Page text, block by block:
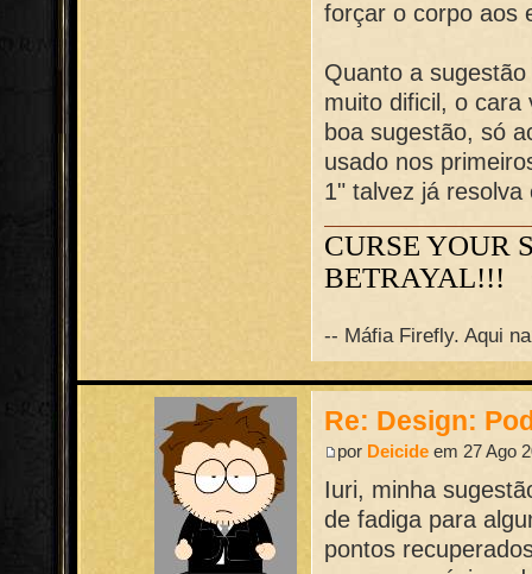
forçar o corpo aos
Quanto a
muito dificil, o cara
boa sugestão, só
usado nos
1" talvez já resolva
CURSE YOUR
BETRAYAL!!!
-- Máfia Firefly. Aqui
Re: Design:
por Deicide em 27 Ago
Iuri, minha
de fadiga para
pontos